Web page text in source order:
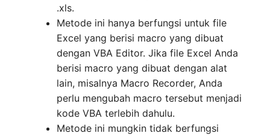
.xls.
Metode ini hanya berfungsi untuk file
Excel yang berisi macro yang dibuat
dengan VBA Editor. Jika file Excel Anda
berisi macro yang dibuat dengan alat
lain, misalnya Macro Recorder, Anda
perlu mengubah macro tersebut menjadi
kode VBA terlebih dahulu.
Metode ini mungkin tidak berfungsi